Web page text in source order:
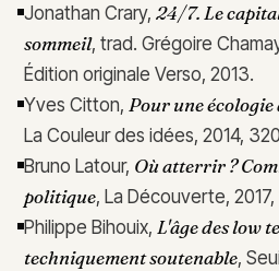
Jonathan Crary, 24/7. Le
sommeil, trad. Grégoire
Édition originale Verso, 2013.
Yves Citton, Pour une
La Couleur des idées, 2014,
Bruno Latour, Où atterrir ?
politique, La Découverte, 2017,
Philippe Bihouix, L'âge des low
techniquement soutenable,